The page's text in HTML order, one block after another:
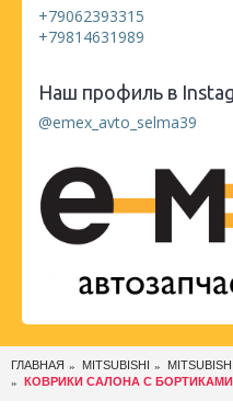
+79062393315
+79814631989
Наш профиль в
@emex_avto_selma39
ГЛАВНАЯ MITSUBISHI
КОВРИКИ САЛОНА С БОРТИКАМИ